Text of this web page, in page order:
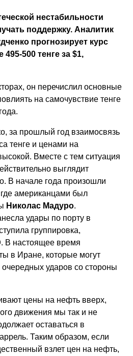
нестабильности
поддержку. Аналитик
прогнозирует курс
500 тенге за $1,
он перечислил основные
на самочувствие тенге
за прошлый год взаимосвязь
тенге и ценами на
Вместе с тем ситуация
выглядит
В начале года произошли
американцами был
Николас Мадуро.
удары по порту в
группировка,
В настоящее время
в Иране, которые могут
ударов со стороны
цены на нефть вверх,
движения мы так и не
оставаться в
Таким образом, если
взлет цен на нефть,